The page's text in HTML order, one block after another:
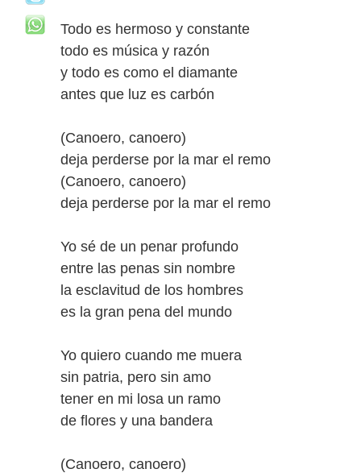
Todo es hermoso y constante
todo es música y razón
y todo es como el diamante
antes que luz es carbón
(Canoero, canoero)
deja perderse por la mar el remo
(Canoero, canoero)
deja perderse por la mar el remo
Yo sé de un penar profundo
entre las penas sin nombre
la esclavitud de los hombres
es la gran pena del mundo
Yo quiero cuando me muera
sin patria, pero sin amo
tener en mi losa un ramo
de flores y una bandera
(Canoero, canoero)